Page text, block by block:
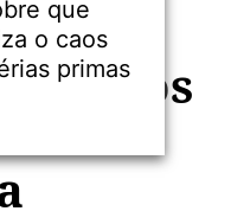
outros
na
que
o caos
primas